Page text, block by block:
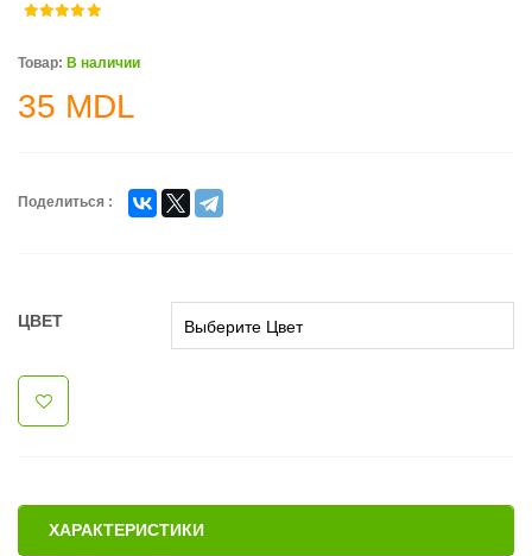
Товар: В наличии
35 MDL
Поделиться :
ЦВЕТ
ХАРАКТЕРИСТИКИ